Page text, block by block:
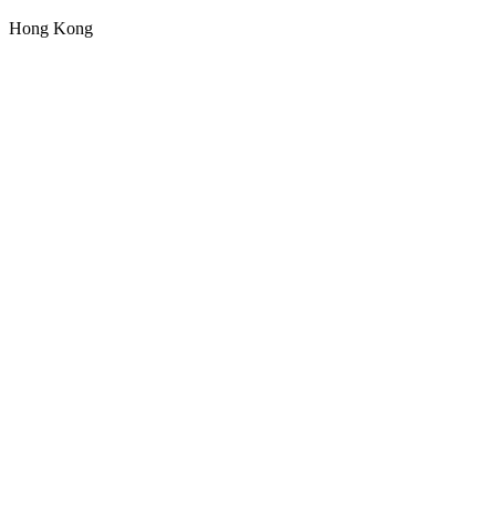
Hong Kong